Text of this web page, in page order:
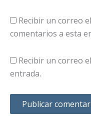
Recibir un correo
comentarios a esta
Recibir un correo
entrada.